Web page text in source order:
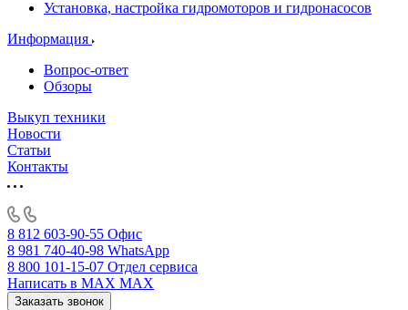
Установка, настройка гидромоторов и гидронасосов
Информация
Вопрос-ответ
Обзоры
Выкуп техники
Новости
Статьи
Контакты
8 812 603-90-55 Офис
8 981 740-40-98 WhatsApp
8 800 101-15-07 Отдел сервиса
Написать в MAX MAX
Заказать звонок